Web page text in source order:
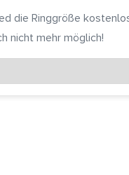
die Ringgröße
nicht mehr möglich!